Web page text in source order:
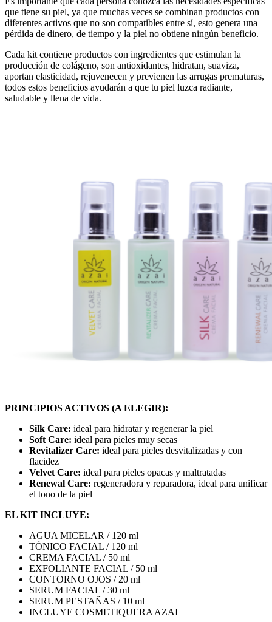
que tiene su piel, ya que muchas veces se combinan productos con
diferentes activos que no son compatibles entre sí, esto genera una
pérdida de dinero, de tiempo y la piel no obtiene ningún beneficio.
Cada kit contiene productos con ingredientes que estimulan la
producción de colágeno, son antioxidantes, hidratan, suaviza,
aportan elasticidad, rejuvenecen y previenen las arrugas prematuras,
todos estos beneficios ayudarán a que tu piel luzca radiante,
saludable y llena de vida.
PRINCIPIOS ACTIVOS (A ELEGIR):
Silk Care: ideal para hidratar y regenerar la piel
Soft Care: ideal para pieles muy secas
Revitalizer Care: ideal para pieles desvitalizadas y con
flacidez
Velvet Care: ideal para pieles opacas y maltratadas
Renewal Care: regeneradora y reparadora, ideal para unificar
el tono de la piel
EL KIT INCLUYE:
AGUA MICELAR / 120 ml
TÓNICO FACIAL / 120 ml
CREMA FACIAL / 50 ml
EXFOLIANTE FACIAL / 50 ml
CONTORNO OJOS / 20 ml
SERUM FACIAL / 30 ml
SERUM PESTAÑAS / 10 ml
INCLUYE COSMETIQUERA AZAI